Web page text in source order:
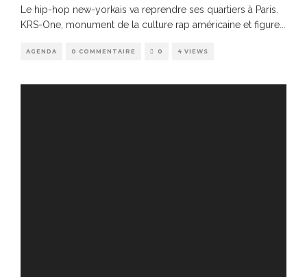
Le hip-hop new-yorkais va reprendre ses quartiers à Paris.
KRS-One, monument de la culture rap américaine et figure
AGENDA 0 COMMENTAIRE 0 4 VIEWS